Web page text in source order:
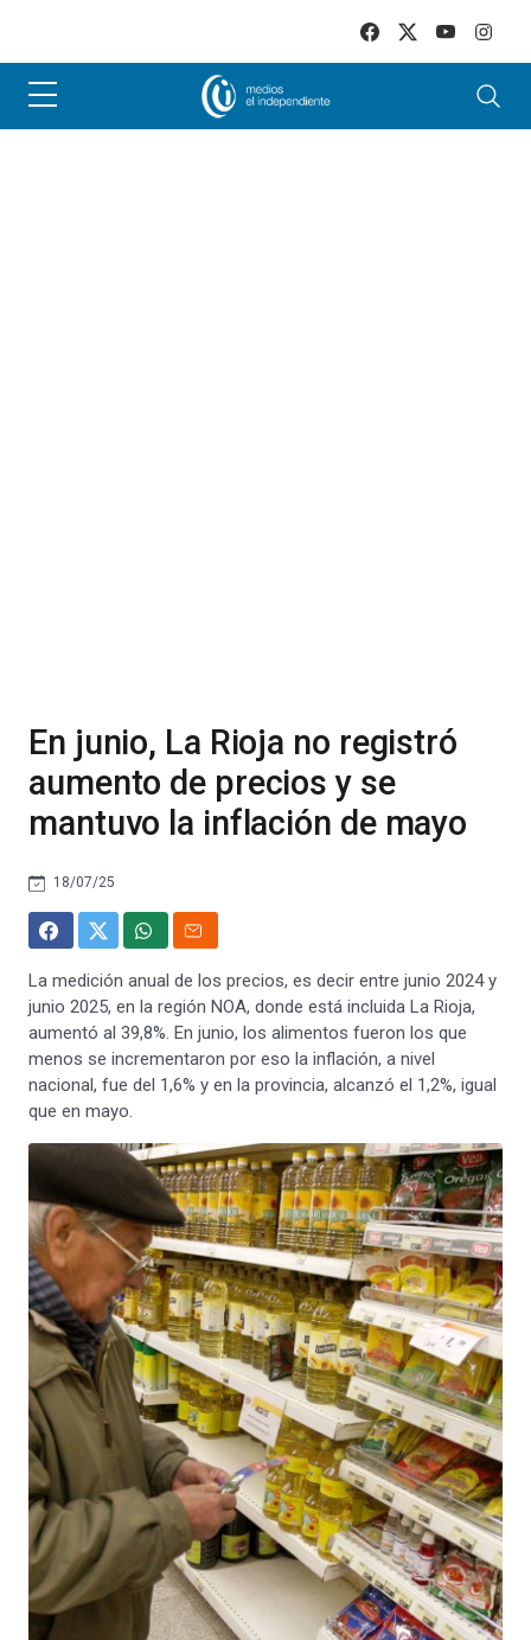
En junio, La Rioja no registró
aumento de precios y se
mantuvo la inflación de mayo
18/07/25
La medición anual de los precios, es decir entre junio 2024 y
junio 2025, en la región NOA, donde está incluida La Rioja,
aumentó al 39,8%. En junio, los alimentos fueron los que
menos se incrementaron por eso la inflación, a nivel
nacional, fue del 1,6% y en la provincia, alcanzó el 1,2%, igual
que en mayo.